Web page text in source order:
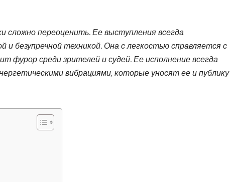
сложно переоценить. Ее выступления всегда
безупречной техникой. Она с легкостью справляется с
фурор среди зрителей и судей. Ее исполнение всегда
вибрациями, которые уносят ее и публику